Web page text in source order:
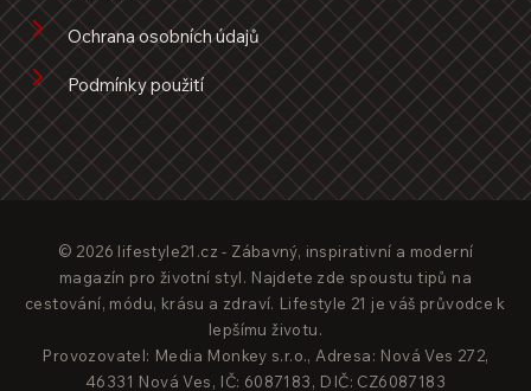
Ochrana osobních údajů
Podmínky použití
© 2026 lifestyle21.cz - Zábavný, inspirativní a moderní
magazín pro životní styl. Najdete zde spoustu tipů na
cestování, módu, krásu a zdraví. Lifestyle 21 je váš průvodce k
lepšímu životu.
Provozovatel: Media Monkey s.r.o., Adresa: Nová Ves 272,
46331 Nová Ves, IČ: 6087183, DIČ: CZ6087183